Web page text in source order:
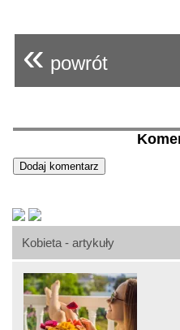
Kobieta - artykuły
« powrót